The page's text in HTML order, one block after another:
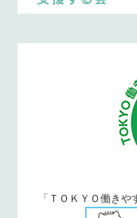
「ＴＯＫＹＯ働き